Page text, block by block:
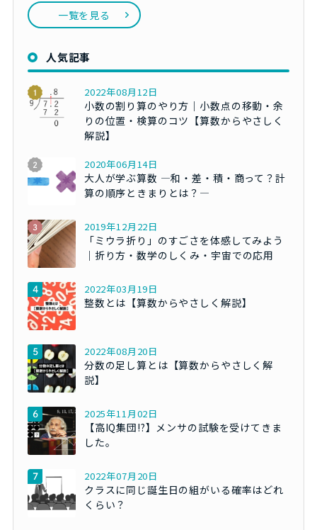
一覧を見る
人気記事
2022年08月12日
小数の割り算のやり方｜小数点の移動・余
りの位置・検算のコツ【算数からやさしく
解説】
2020年06月14日
大人が学ぶ算数 ―和・差・積・商って？計
算の順序ときまりとは？―
2019年12月22日
「ミウラ折り」のすごさを体感してみよう
｜折り方・数学のしくみ・宇宙での応用
2022年03月19日
整数とは【算数からやさしく解説】
2022年08月20日
分数の足し算とは【算数からやさしく解
説】
2025年11月02日
【高IQ集団!?】メンサの試験を受けてきま
した。
2022年07月20日
クラスに同じ誕生日の組がいる確率はどれ
くらい？